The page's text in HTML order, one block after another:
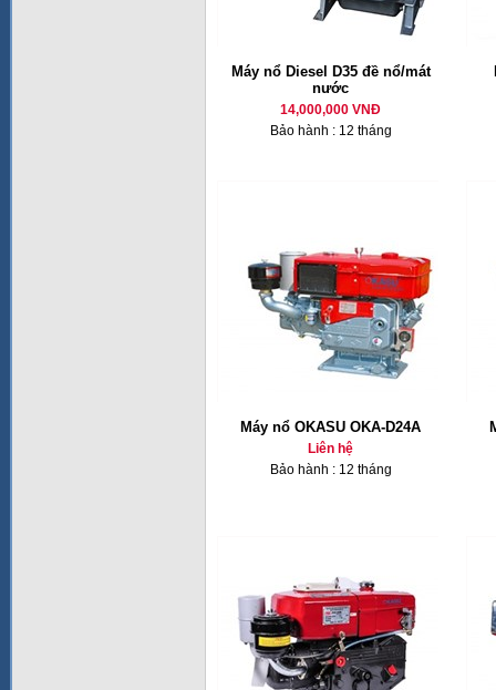
Máy nổ Diesel D35 đề nổ/mát
nước
14,000,000 VNĐ
Bảo hành : 12 tháng
Máy nổ OKASU OKA-D24A
Liên hệ
Bảo hành : 12 tháng